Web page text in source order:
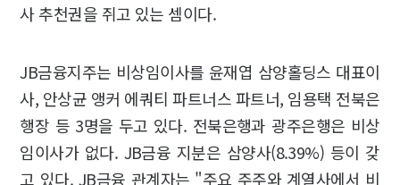
사 추천권을 쥐고 있는 셈이다.
JB금융지주는 비상임이사를 윤재엽 삼양홀딩스 대표이
사, 안상균 앵커 에쿼티 파트너스 파트너, 임용택 전북은
행장 등 3명을 두고 있다. 전북은행과 광주은행은 비상
임이사가 없다. JB금융 지분은 삼양사(8.39%) 등이 갖
고 있다. JB금융 관계자는 "주요 주주와 계열사에서 비